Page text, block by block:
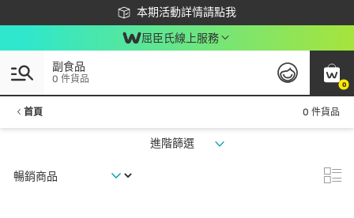
本期活動詳情請點我
下載app最高回饋$350
屈臣氏線上服務
0
副食品
0 件貨品
首頁 0 件貨品
進階篩選